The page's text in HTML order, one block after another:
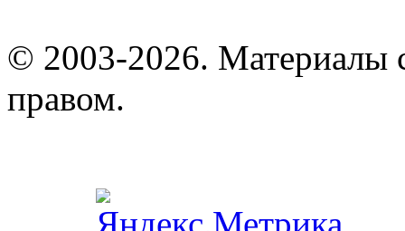
© 2003-2026. Материалы
правом.